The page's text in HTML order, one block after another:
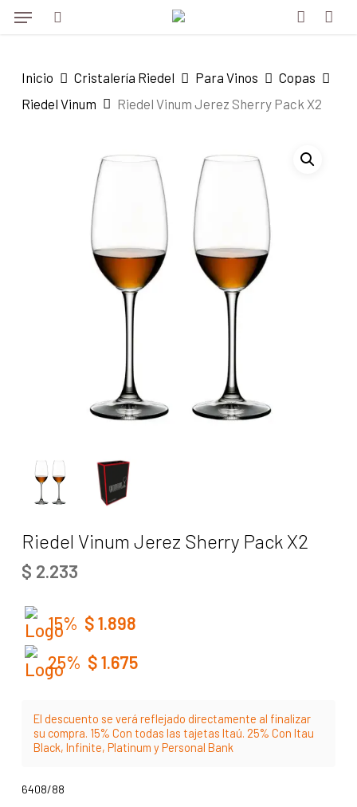
Skip
content
Menu
Inicio Cristalería Riedel Para Vinos
Copas
Riedel Vinum
Riedel Vinum Jerez Sherry Pack X2
Riedel Vinum Jerez Sherry Pack X2
$ 2.233
15% $1.898
25% $1.675
El descuento se verá reflejado directamente al finalizar
su compra. 15% Con todas las tajetas Itaú. 25% Con Itau
Black, Infinite, Platinum y Personal Bank
6408/88